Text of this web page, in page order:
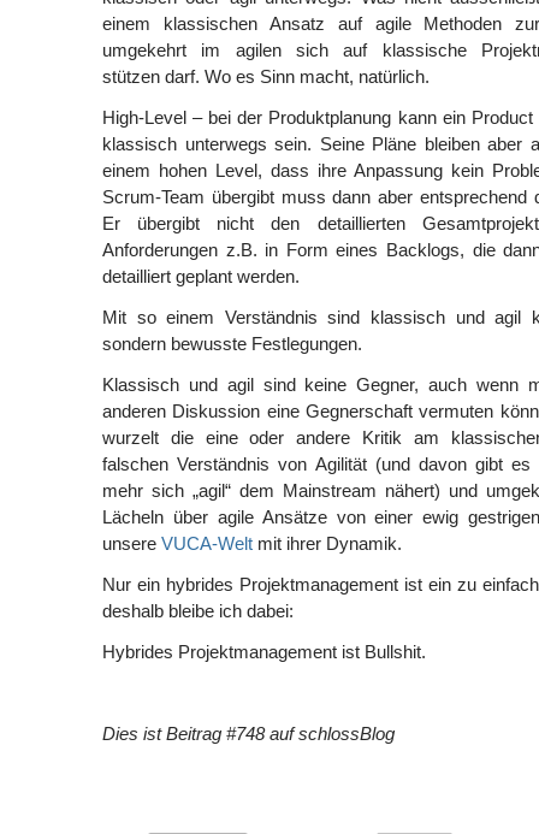
einem klassischen Ansatz auf agile Methoden
umgekehrt im agilen sich auf klassische
stützen darf. Wo es Sinn macht, natürlich.
High-Level – bei der Produktplanung kann ein
klassisch unterwegs sein. Seine Pläne bleiben aber
einem hohen Level, dass ihre Anpassung kein
Scrum-Team übergibt muss dann aber entsprechend
Er übergibt nicht den detaillierten
Anforderungen z.B. in Form eines Backlogs, die
detailliert geplant werden.
Mit so einem Verständnis sind klassisch und agil
sondern bewusste Festlegungen.
Klassisch und agil sind keine Gegner, auch wenn
anderen Diskussion eine Gegnerschaft vermuten
wurzelt die eine oder andere Kritik am
falschen Verständnis von Agilität (und davon gibt
mehr sich „agil“ dem Mainstream nähert) und
Lächeln über agile Ansätze von einer ewig
unsere VUCA-Welt mit ihrer Dynamik.
Nur ein hybrides Projektmanagement ist ein zu
deshalb bleibe ich dabei:
Hybrides Projektmanagement ist Bullshit.
Dies ist Beitrag #748 auf schlossBlog